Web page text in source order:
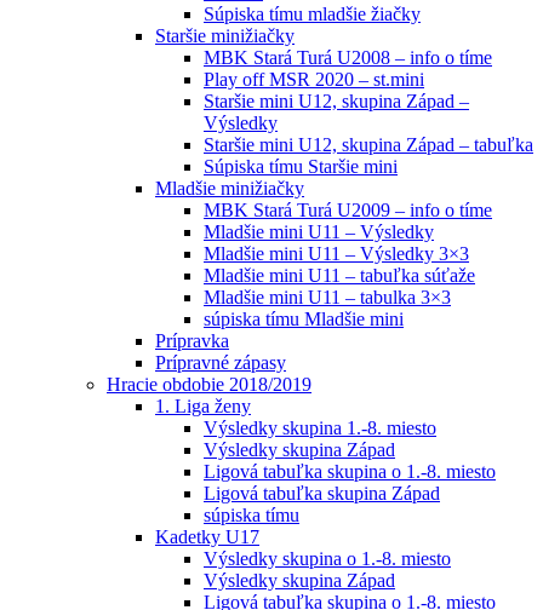
Súpiska tímu mladšie žiačky
Staršie minižiačky
MBK Stará Turá U2008 – info o tíme
Play off MSR 2020 – st.mini
Staršie mini U12, skupina Západ –
Výsledky
Staršie mini U12, skupina Západ – tabuľka
Súpiska tímu Staršie mini
Mladšie minižiačky
MBK Stará Turá U2009 – info o tíme
Mladšie mini U11 – Výsledky
Mladšie mini U11 – Výsledky 3×3
Mladšie mini U11 – tabuľka súťaže
Mladšie mini U11 – tabulka 3×3
súpiska tímu Mladšie mini
Prípravka
Prípravné zápasy
Hracie obdobie 2018/2019
1. Liga ženy
Výsledky skupina 1.-8. miesto
Výsledky skupina Západ
Ligová tabuľka skupina o 1.-8. miesto
Ligová tabuľka skupina Západ
súpiska tímu
Kadetky U17
Výsledky skupina o 1.-8. miesto
Výsledky skupina Západ
Ligová tabuľka skupina o 1.-8. miesto